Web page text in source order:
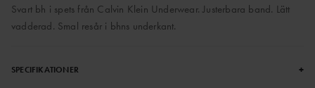
Svart bh i spets från Calvin Klein Underwear. Justerbara band. Lätt
vadderad. Smal resår i bhns underkant.
SPECIFIKATIONER +